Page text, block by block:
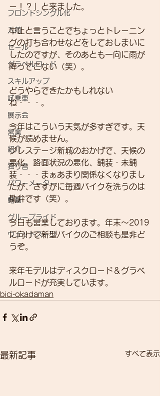
フロントシングル化
入荷
セール
グラベルロード
スキルアップ
試乗車
展示会
営業
紹介
独り言
パワーメーター
動画
グループライド
ウェットスーツ
ー！？」と来ました。
中止と言うことでちょっとトレーニン
グの打ち合わせなどをしておしまいに
したのですが、そのあとも一向に雨が
降ってこない（笑）。
どうやらできたかもしれない
ね・・・。
今年はこういう天気が多すぎです。天
候が読めません。
プレステージ新城のおかげで、天候の
悪化、路面状況の悪化、舗装・未舗
装・・・まぁあまり関係なくなりまし
たが、さすがに毎週バイクを洗うのは
勘弁です（笑）。
今日も営業しております。年末～2019
に向けて新型バイクのご相談も是非ど
うぞ。
来年モデルはディスクロード＆グラベ
ルロードが充実しています。
bici-okadaman
最新記事 すべて表示